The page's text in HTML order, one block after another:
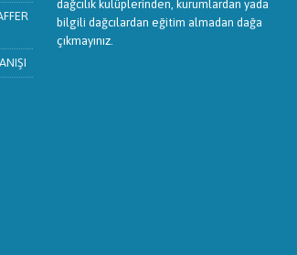
dağcılık kulüplerinden, kurumlardan yada
bilgili dağcılardan eğitim almadan dağa
çıkmayınız.